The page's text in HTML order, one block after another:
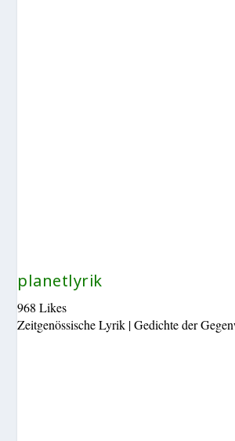
planetlyrik
968 Likes
Zeitgenössische Lyrik | Gedichte der